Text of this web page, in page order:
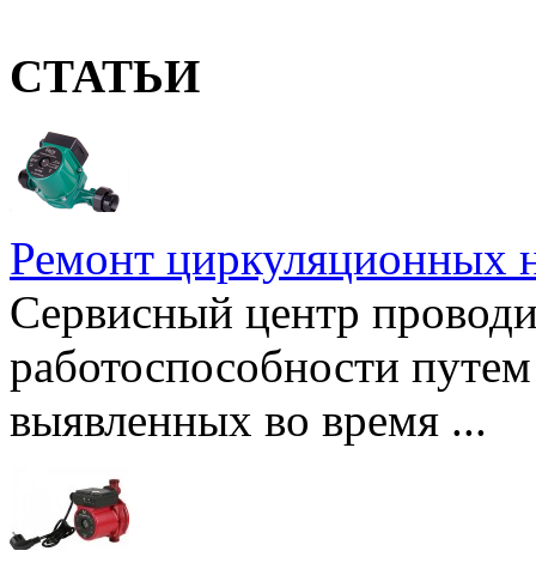
СТАТЬИ
Ремонт циркуляционных
Сервисный центр
работоспособности
выявленных во время ...